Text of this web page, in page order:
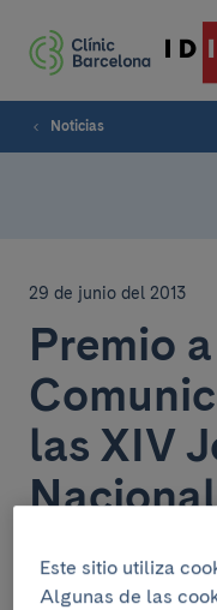
Noticias
29 de junio del 2013
Premio
las XIV
Este sitio utiliza
Algunas de las